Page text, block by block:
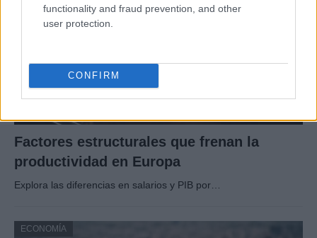
functionality and fraud prevention, and other
user protection.
CONFIRM
Factores estructurales que frenan la
productividad en Europa
Explora las diferencias en salarios y PIB por…
ECONOMÍA